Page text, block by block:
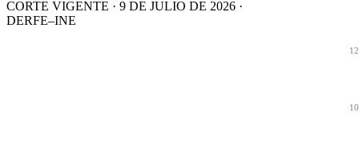
CORTE VIGENTE · 9 DE JULIO DE 2026 ·
DERFE–INE